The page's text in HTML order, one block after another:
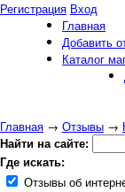
Регистрация Вход
Главная
Добавить
Каталог
Главная → Отзывы →
Найти на сайте:
Где искать:
Отзывы об